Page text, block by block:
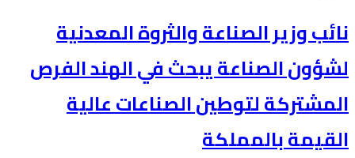
نائب وزير الصناعة والثروة المعدنية
لشؤون الصناعة يبحث في الهند الفرص
المشتركة لتوطين الصناعات عالية
القيمة بالمملكة